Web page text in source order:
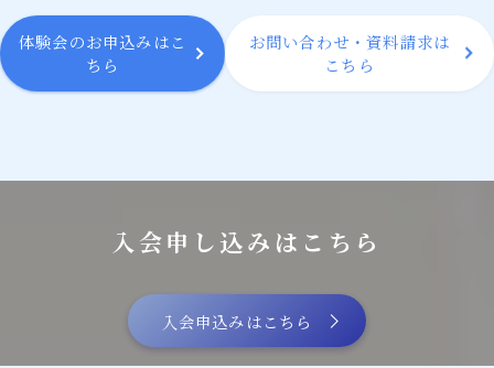
体験会のお申込みはこ
ちら
お問い合わせ・資料請求は
こちら
入会申し込みはこちら
入会申込みはこちら